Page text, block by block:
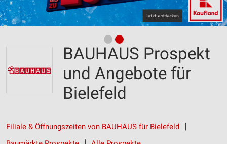
BAUHAUS Prospekt
und Angebote für
Bielefeld
Filiale & Öffnungszeiten von BAUHAUS für Bielefeld